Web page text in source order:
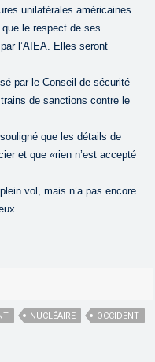
unilatérales américaines
le respect de ses
l’AIEA. Elles seront
par le Conseil de sécurité
de sanctions contre le
que les détails de
et que «rien n’est accepté
vol, mais n’a pas encore
NUCLÉAIRE
OCCIDENT